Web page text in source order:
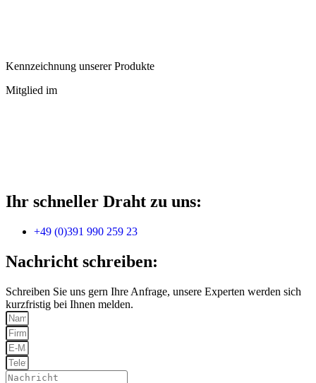
Kennzeichnung unserer Produkte
Mitglied im
Ihr schneller Draht zu uns:
+49 (0)391 990 259 23
Nachricht schreiben:
Schreiben Sie uns gern Ihre Anfrage, unsere Experten werden sich
kurzfristig bei Ihnen melden.